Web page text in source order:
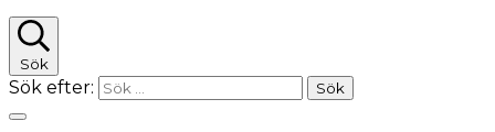
Sök
Sök efter: